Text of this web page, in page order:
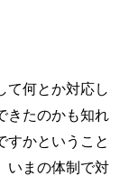
て何とか対応し
きたのかも知れ
すかということ
いまの体制で対